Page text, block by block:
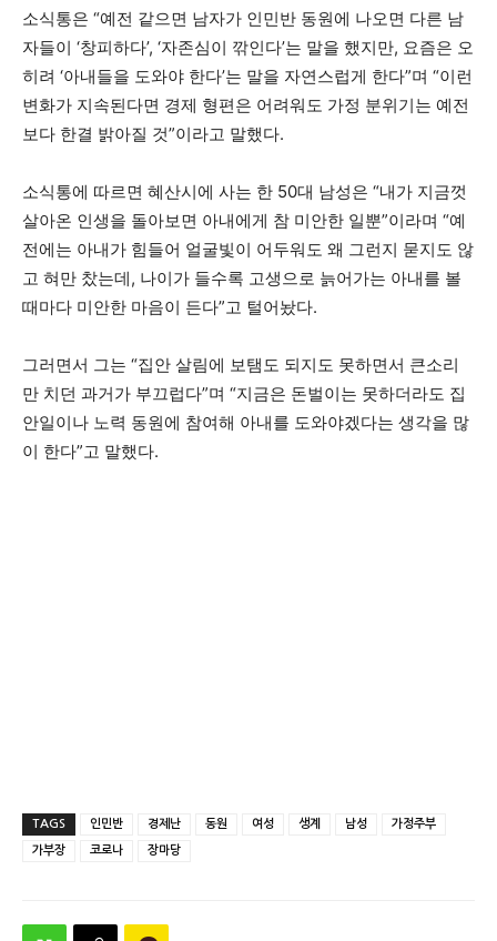
소식통은 “예전 같으면 남자가 인민반 동원에 나오면 다른 남
자들이 ‘창피하다’, ‘자존심이 깎인다’는 말을 했지만, 요즘은 오
히려 ‘아내들을 도와야 한다’는 말을 자연스럽게 한다”며 “이런
변화가 지속된다면 경제 형편은 어려워도 가정 분위기는 예전
보다 한결 밝아질 것”이라고 말했다.
소식통에 따르면 혜산시에 사는 한 50대 남성은 “내가 지금껏
살아온 인생을 돌아보면 아내에게 참 미안한 일뿐”이라며 “예
전에는 아내가 힘들어 얼굴빛이 어두워도 왜 그런지 묻지도 않
고 혀만 찼는데, 나이가 들수록 고생으로 늙어가는 아내를 볼
때마다 미안한 마음이 든다”고 털어놨다.
그러면서 그는 “집안 살림에 보탬도 되지도 못하면서 큰소리
만 치던 과거가 부끄럽다”며 “지금은 돈벌이는 못하더라도 집
안일이나 노력 동원에 참여해 아내를 도와야겠다는 생각을 많
이 한다”고 말했다.
TAGS 인민반 경제난 동원 여성 생계 남성 가정주부
가부장 코로나 장마당